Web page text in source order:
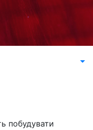
побудувати